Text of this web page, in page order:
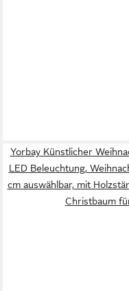
Yorbay Künstlicher
LED Beleuchtung,
cm auswählbar, mit
Christbaum